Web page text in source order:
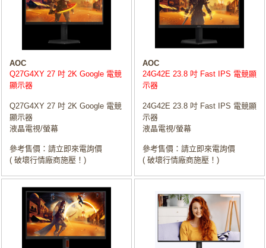
AOC
Q27G4XY 27 吋 2K Google 電競
顯示器
Q27G4XY 27 吋 2K Google 電競
顯示器
液晶電視/螢幕
參考售價：請立即來電詢價
( 破壞行情廠商施壓！)
AOC
24G42E 23.8 吋 Fast IPS 電競顯
示器
24G42E 23.8 吋 Fast IPS 電競顯
示器
液晶電視/螢幕
參考售價：請立即來電詢價
( 破壞行情廠商施壓！)